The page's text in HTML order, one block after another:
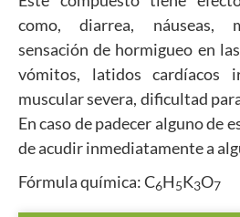
como, diarrea, náuseas,
sensación de hormigueo en
vómitos, latidos cardíacos
muscular severa, dificultad
En caso de padecer alguno de
de acudir inmediatamente a
Fórmula química: C6H5K3O7